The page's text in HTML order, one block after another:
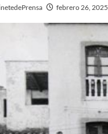
febrero 26, 2025